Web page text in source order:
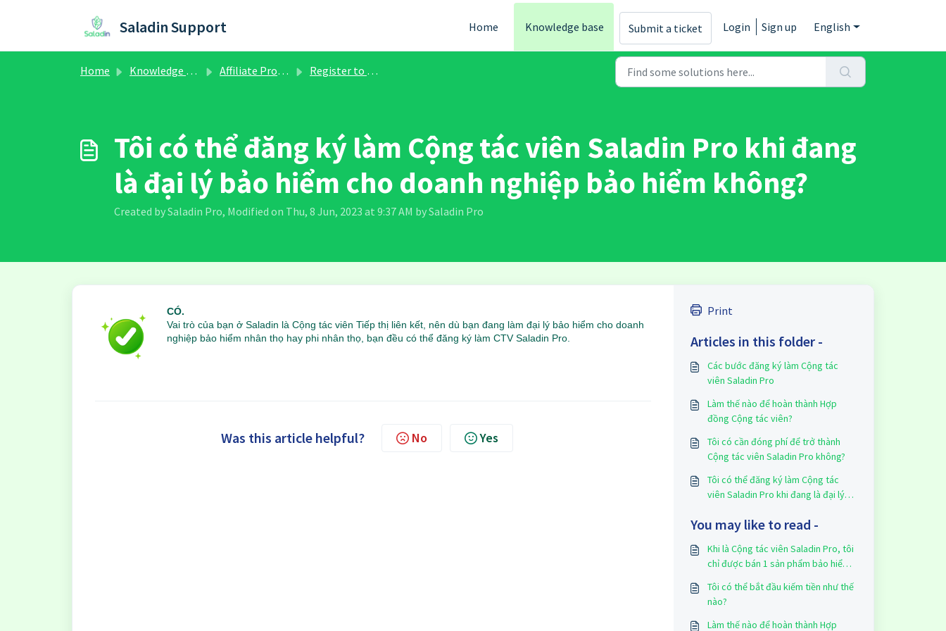
Saladin Support Home Knowledge base Submit a ticket Login Sign up English
Home Knowledge base Affiliate Program Register to Saladin Affiliate Program (Saladin Pro)
Tôi có thể đăng ký làm Cộng tác viên Saladin Pro khi đang
là đại lý bảo hiểm cho doanh nghiệp bảo hiểm không?
Created by Saladin Pro, Modified on Thu, 8 Jun, 2023 at 9:37 AM by Saladin Pro
CÓ.
Vai trò của bạn ở Saladin là Cộng tác viên Tiếp thị liên kết, nên dù bạn đang làm đại lý bảo hiểm cho doanh
nghiệp bảo hiểm nhân thọ hay phi nhân thọ, bạn đều có thể đăng ký làm CTV Saladin Pro.
Was this article helpful? No Yes
Print
Articles in this folder -
Các bước đăng ký làm Cộng tác
viên Saladin Pro
Làm thế nào để hoàn thành Hợp
đồng Cộng tác viên?
Tôi có cần đóng phí để trở thành
Cộng tác viên Saladin Pro không?
Tôi có thể đăng ký làm Cộng tác
viên Saladin Pro khi đang là đại lý
hiểm không?
You may like to read -
Khi là Cộng tác viên Saladin Pro, tôi
chỉ được bán 1 sản phẩm bảo hiểm
Tôi có thể bắt đầu kiếm tiền như thế
nào?
Làm thế nào để hoàn thành Hợp